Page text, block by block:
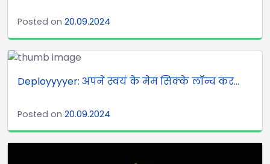
Posted on 20.09.2024
Deployyyyer: अपने स्वयं के मेम सिक्के लॉन्च कर...
Posted on 20.09.2024